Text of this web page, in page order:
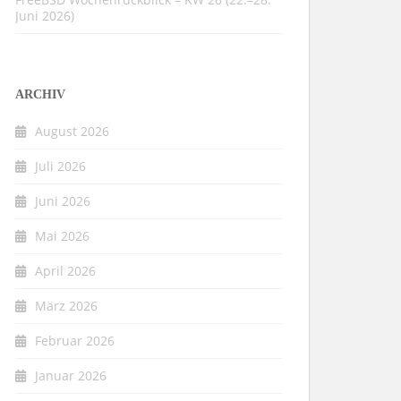
Juni 2026)
ARCHIV
August 2026
Juli 2026
Juni 2026
Mai 2026
April 2026
März 2026
Februar 2026
Januar 2026